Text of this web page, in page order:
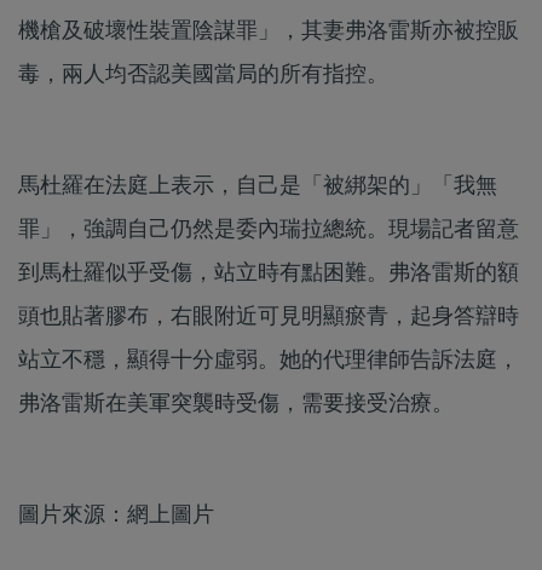
機槍及破壞性裝置陰謀罪」，其妻弗洛雷斯亦被控販
毒，兩人均否認美國當局的所有指控。
馬杜羅在法庭上表示，自己是「被綁架的」「我無
罪」，強調自己仍然是委內瑞拉總統。現場記者留意
到馬杜羅似乎受傷，站立時有點困難。弗洛雷斯的額
頭也貼著膠布，右眼附近可見明顯瘀青，起身答辯時
站立不穩，顯得十分虛弱。她的代理律師告訴法庭，
弗洛雷斯在美軍突襲時受傷，需要接受治療。
圖片來源：網上圖片